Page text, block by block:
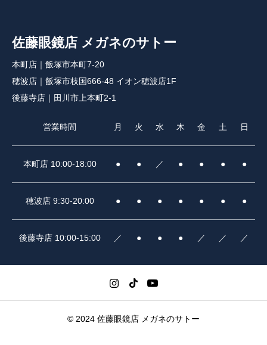
佐藤眼鏡店 メガネのサトー
本町店｜飯塚市本町7-20
穂波店｜飯塚市枝国666-48 イオン穂波店1F
後藤寺店｜田川市上本町2-1
営業時間 月 火 水 木 金 土 日
本町店 10:00-18:00 ● ● ／ ● ● ● ●
穂波店 9:30-20:00 ● ● ● ● ● ● ●
後藤寺店 10:00-15:00 ／ ● ● ● ／ ／ ／
© 2024 佐藤眼鏡店 メガネのサトー